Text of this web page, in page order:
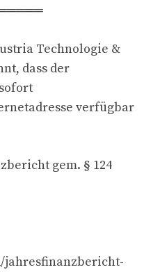
Technologie &
dass der
verfügbar
gem. § 124
jahresfinanzbericht-